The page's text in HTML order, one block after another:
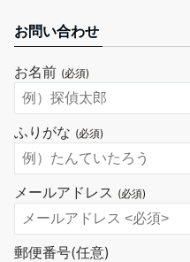
お問い合わせ
お名前 (必須)
ふりがな (必須)
メールアドレス (必須)
郵便番号(任意)